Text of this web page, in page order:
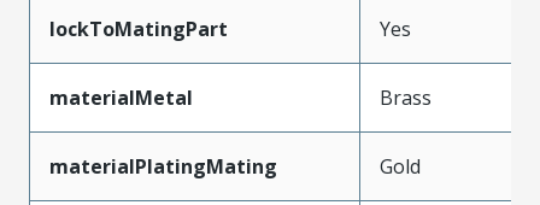
lockToMatingPart Yes
materialMetal Brass
materialPlatingMating Gold